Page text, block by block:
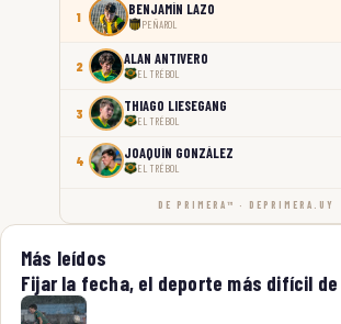
1 BENJAMÍN LAZO
PEÑAROL
2 ALAN ANTIVERO
EL TRÉBOL
3 THIAGO LIESEGANG
EL TRÉBOL
4 JOAQUÍN GONZÁLEZ
EL TRÉBOL
DE PRIMERA™ · DEPRIMERA.UY
Más leídos
Fijar la fecha, el deporte más difícil